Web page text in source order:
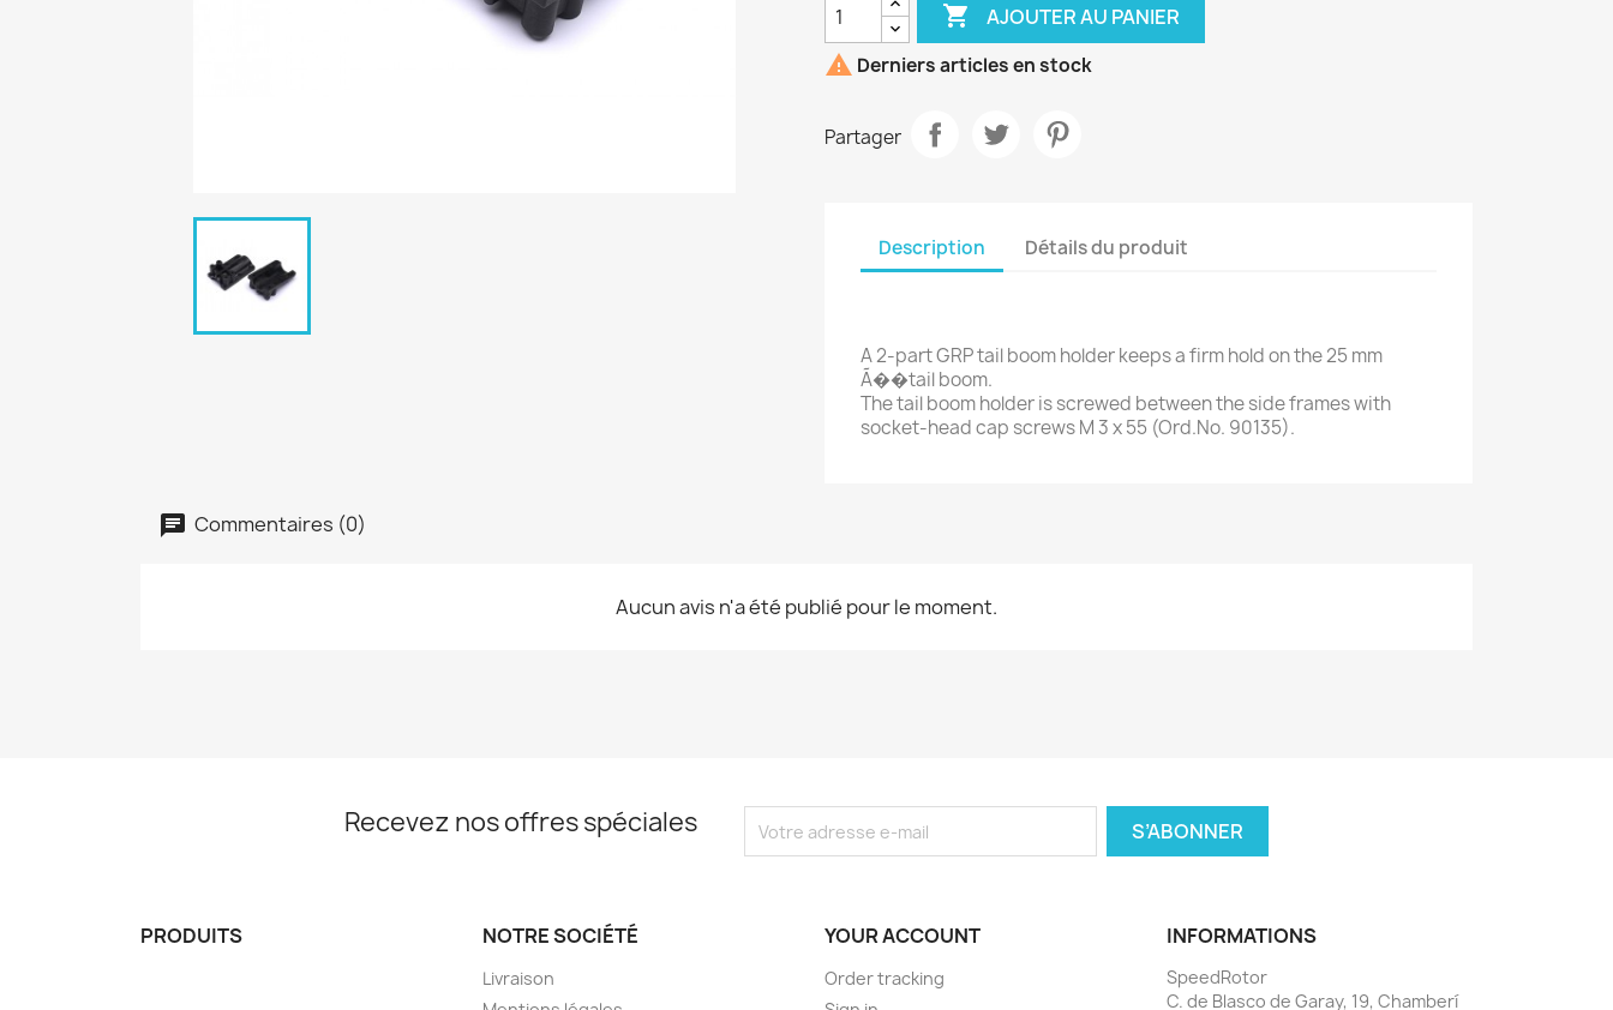
 AJOUTER AU PANIER
 Derniers articles en stock
Partager
Description Détails du produit
A 2-part GRP tail boom holder keeps a firm hold on the 25 mm
Ã��tail boom.
The tail boom holder is screwed between the side frames with
socket-head cap screws M 3 x 55 (Ord.No. 90135).
Commentaires (0)
Aucun avis n'a été publié pour le moment.
Recevez nos offres spéciales
PRODUITS NOTRE SOCIÉTÉ
Livraison
YOUR ACCOUNT
Order tracking
INFORMATIONS
SpeedRotor
C. de Blasco de Garay, 19, Chamberí